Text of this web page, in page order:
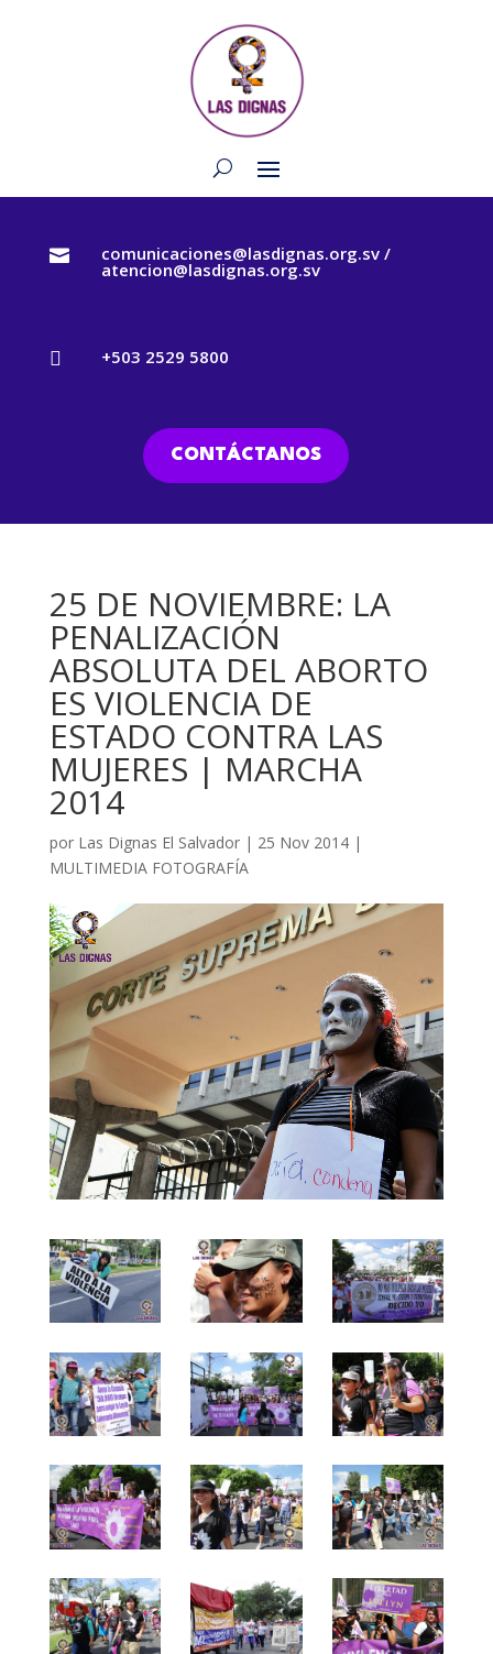
 comunicaciones@lasdignas.org.sv /
atencion@lasdignas.org.sv
 +503 2529 5800
CONTÁCTANOS
25 DE NOVIEMBRE: LA
PENALIZACIÓN
ABSOLUTA DEL ABORTO
ES VIOLENCIA DE
ESTADO CONTRA LAS
MUJERES | MARCHA
2014
por Las Dignas El Salvador| 25 Nov 2014|
MULTIMEDIA FOTOGRAFÍA